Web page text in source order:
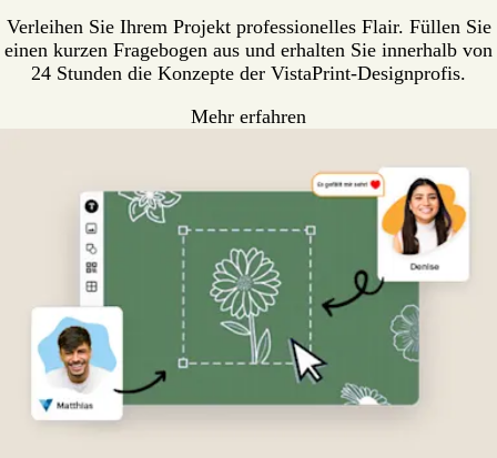
Verleihen Sie Ihrem Projekt professionelles Flair. Füllen Sie
einen kurzen Fragebogen aus und erhalten Sie innerhalb von
24 Stunden die Konzepte der VistaPrint-Designprofis.
Mehr erfahren